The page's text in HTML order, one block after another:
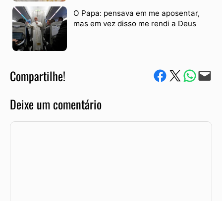
O Papa: pensava em me aposentar,
mas em vez disso me rendi a Deus
Compartilhe! Compartilhe no Facebook
Compartilhe no Twitter
Compartile via
Envie via e-mail
Deixe um comentário
Comentário